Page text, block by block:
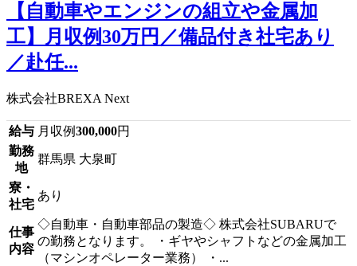
【自動車やエンジンの組立や金属加
工】月収例30万円／備品付き社宅あり
／赴任...
株式会社BREXA Next
給与 月収例300,000円
勤務
地
群馬県 大泉町
寮・
社宅
あり
仕事
内容
◇自動車・自動車部品の製造◇ 株式会社SUBARUで
の勤務となります。 ・ギヤやシャフトなどの金属加工
（マシンオペレーター業務） ・...